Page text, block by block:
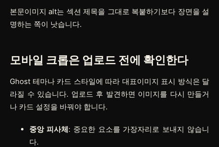
본문이미지 alt는 섹션 제목을 그대로 복붙하기보다 장면을 설
명하는 쪽이 낫습니다.
모바일 크롭은 업로드 전에 확인한다
Ghost 테마나 카드 스타일에 따라 대표이미지 표시 방식은 달
라질 수 있습니다. 업로드 후 발견하면 이미지를 다시 만들거
나 카드 설정을 바꿔야 합니다.
중앙 피사체: 중요한 요소를 가장자리로 보내지 않습니
다.